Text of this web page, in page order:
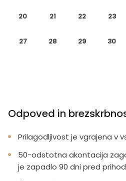
20 21 22 23
27 28 29 30
Odpoved in
Prilagodljivost je vgrajena v
50-odstotna akontacija
je zapadlo 90 dni pred